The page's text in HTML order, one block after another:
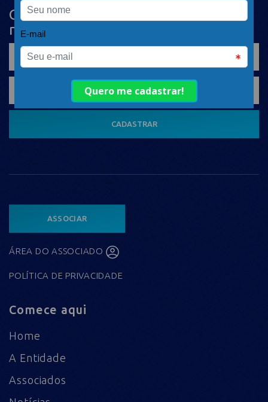
Cadastre-se na newsletter e receba
nosso conteúdo em seu e-mail
CADASTRAR
ASSOCIAR
ÁREA DO ASSOCIADO
POLÍTICA DE PRIVACIDADE
Comece aqui
Home
A Entidade
Associados